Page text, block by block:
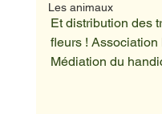
Les animaux
Et distribution des
fleurs !
Médiation du